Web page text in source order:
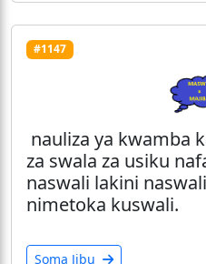
#1147
nauliza ya kwamba
za swala za usiku
naswali lakini
nimetoka kuswali.
Soma Jibu